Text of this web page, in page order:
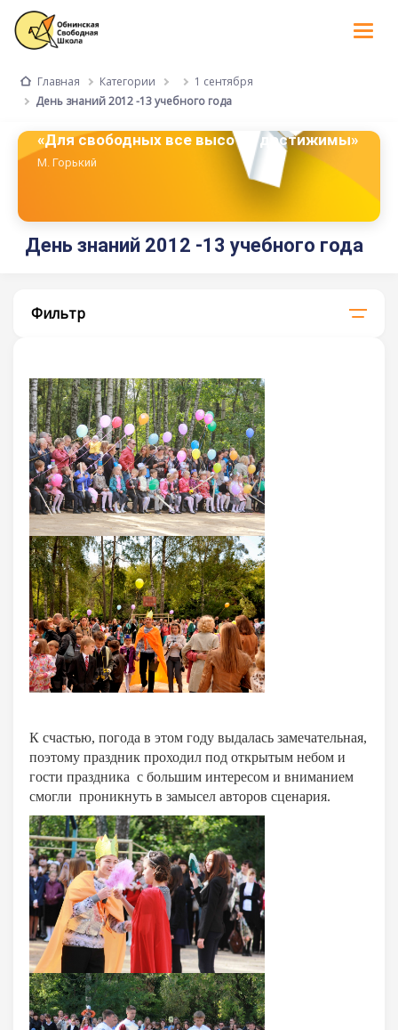
Главная Категории
1 сентября
День знаний 2012 -13 учебного года
«Для свободных все высоты достижимы»
М. Горький
День знаний 2012 -13 учебного года
Фильтр
К счастью, погода в этом году выдалась замечательная,
поэтому праздник проходил под открытым небом и
гости праздника с большим интересом и вниманием
смогли проникнуть в замысел авторов сценария.